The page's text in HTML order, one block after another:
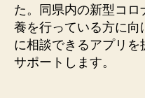
た。同県内の新型コ
養を⾏っている⽅に
に相談できるアプリ
サポートします。